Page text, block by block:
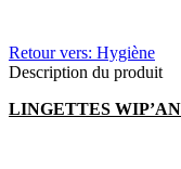
Retour vers: Hygiène
Description du produit
LINGETTES